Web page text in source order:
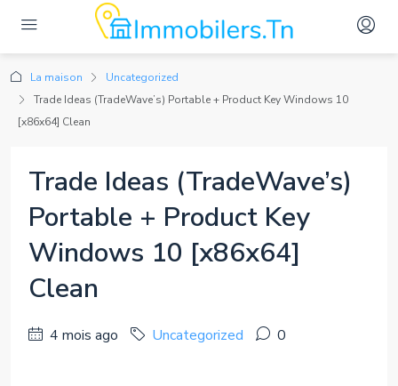
La maison
Uncategorized
Trade Ideas (TradeWave’s) Portable + Product Key Windows 10
[x86x64] Clean
Trade Ideas (TradeWave’s)
Portable + Product Key
Windows 10 [x86x64]
Clean
4 mois ago Uncategorized 0